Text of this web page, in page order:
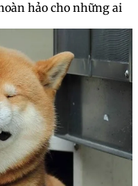
hảo cho những ai